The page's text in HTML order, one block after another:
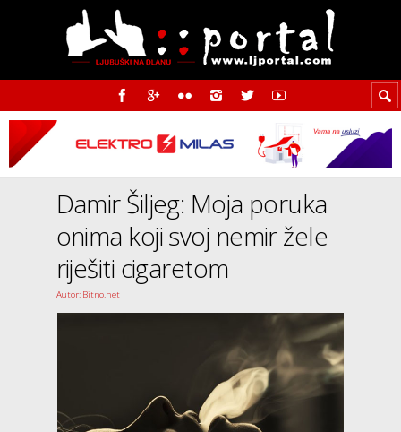
Damir Šiljeg: Moja poruka
onima koji svoj nemir žele
riješiti cigaretom
Autor: Bitno.net